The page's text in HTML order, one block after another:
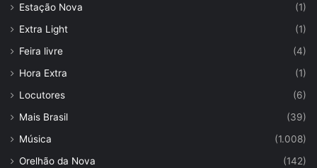
Estação Nova
(1)
Extra Light
(1)
Feira livre
(4)
Hora Extra
(1)
Locutores
(6)
Mais Brasil
(39)
Música
(1.008)
Orelhão da Nova
(142)